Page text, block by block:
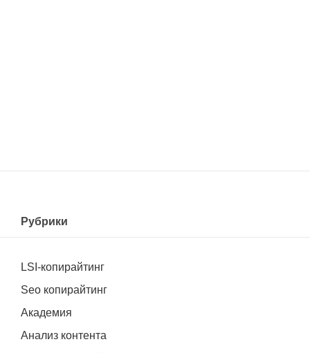
Рубрики
LSI-копирайтинг
Seo копирайтинг
Академия
Анализ контента